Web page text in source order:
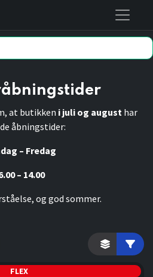
at butikken i juli og augusthar
åbningstider:
– Fredag
– 14.00
og god sommer.
Kategori
FLEX